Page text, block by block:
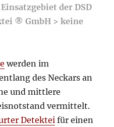
der DSD
® GmbH > keine
werden im
des Neckars an
und mittlere
vermittelt.
Detektei für einen